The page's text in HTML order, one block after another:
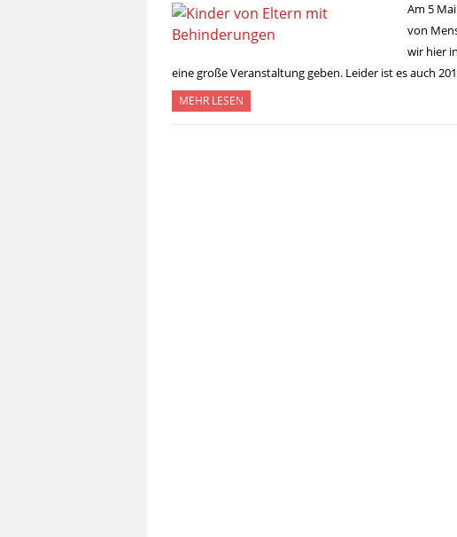
Am 5
von
wir hier
eine große Veranstaltung geben. Leider ist es auch
MEHR LESEN